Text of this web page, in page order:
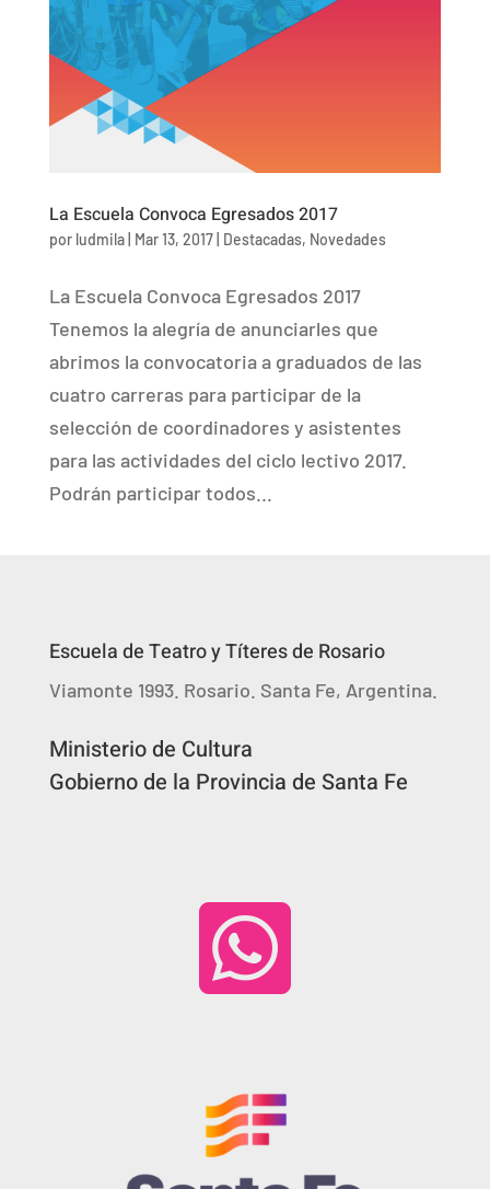
La Escuela Convoca Egresados 2017
por ludmila| Mar 13, 2017| Destacadas, Novedades
La Escuela Convoca Egresados 2017
Tenemos la alegría de anunciarles que
abrimos la convocatoria a graduados de las
cuatro carreras para participar de la
selección de coordinadores y asistentes
para las actividades del ciclo lectivo 2017.
Podrán participar todos...
Escuela de Teatro y Títeres de Rosario
Viamonte 1993. Rosario. Santa Fe, Argentina.
Ministerio de Cultura
Gobierno de la Provincia de Santa Fe
